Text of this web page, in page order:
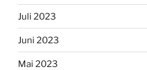
Juli 2023
Juni 2023
Mai 2023